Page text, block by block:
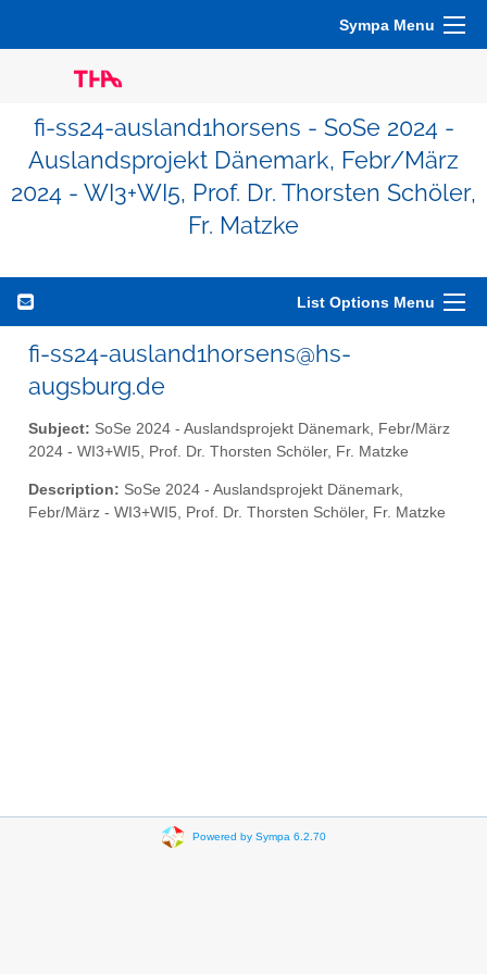
Sympa Menu
fi-ss24-ausland1horsens - SoSe 2024 -
Auslandsprojekt Dänemark, Febr/März
2024 - WI3+WI5, Prof. Dr. Thorsten Schöler,
Fr. Matzke
List Options Menu
fi-ss24-ausland1horsens@hs-
augsburg.de
Subject: SoSe 2024 - Auslandsprojekt Dänemark, Febr/März
2024 - WI3+WI5, Prof. Dr. Thorsten Schöler, Fr. Matzke
Description: SoSe 2024 - Auslandsprojekt Dänemark,
Febr/März - WI3+WI5, Prof. Dr. Thorsten Schöler, Fr. Matzke
Powered by Sympa 6.2.70